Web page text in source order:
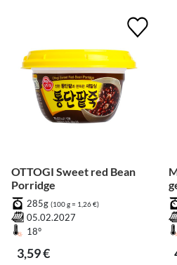
OTTOGI Sweet red Bean
Porridge
285g (100 g = 1,26 €)
05.02.2027
18°
3,59 €